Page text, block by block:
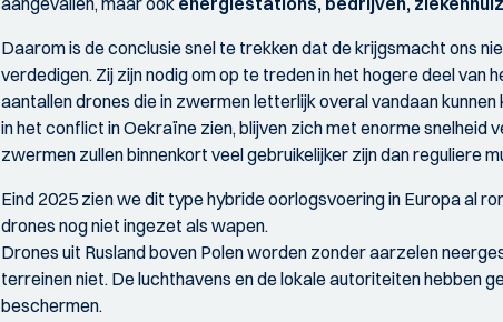
Daarom is de conclusie snel te trekken dat de krijgsmacht ons
verdedigen. Zij zijn nodig om op te treden in het hogere deel
aantallen drones die in zwermen letterlijk overal vandaan
in het conflict in Oekraïne zien, blijven zich met enorme
zwermen zullen binnenkort veel gebruikelijker zijn dan reguliere
Eind 2025 zien we dit type hybride oorlogsvoering in Europa al
drones nog niet ingezet als wapen.
Drones uit Rusland boven Polen worden zonder aarzelen
terreinen niet. De luchthavens en de lokale autoriteiten hebben
beschermen.